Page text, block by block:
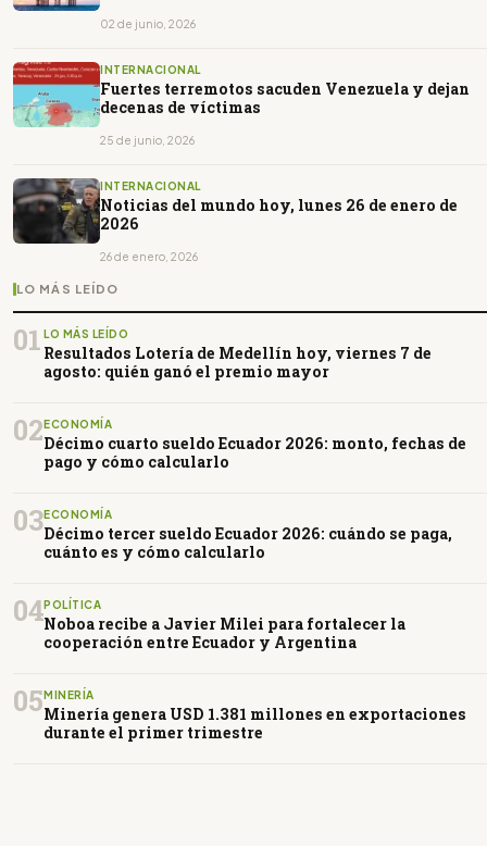
02 de junio, 2026
INTERNACIONAL
Fuertes terremotos sacuden Venezuela y dejan
decenas de víctimas
25 de junio, 2026
INTERNACIONAL
Noticias del mundo hoy, lunes 26 de enero de
2026
26 de enero, 2026
LO MÁS LEÍDO
01 LO MÁS LEÍDO
Resultados Lotería de Medellín hoy, viernes 7 de
agosto: quién ganó el premio mayor
02 ECONOMÍA
Décimo cuarto sueldo Ecuador 2026: monto, fechas de
pago y cómo calcularlo
03ECONOMÍA
Décimo tercer sueldo Ecuador 2026: cuándo se paga,
cuánto es y cómo calcularlo
04POLÍTICA
Noboa recibe a Javier Milei para fortalecer la
cooperación entre Ecuador y Argentina
05 MINERÍA
Minería genera USD 1.381 millones en exportaciones
durante el primer trimestre